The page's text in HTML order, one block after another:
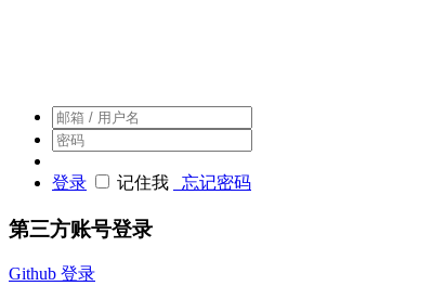
登录 记住我 忘记密码
第三方账号登录
Github 登录